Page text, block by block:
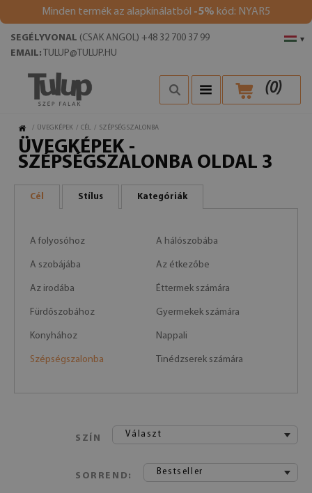
Minden termék az alapkínálatból -5% kód: NYAR5
▾
SEGÉLYVONAL (CSAK ANGOL) +48 32 700 37 99
EMAIL: TULUP@TULUP.HU
(0)
/ ÜVEGKÉPEK / CÉL / SZÉPSÉGSZALONBA
ÜVEGKÉPEK -
SZÉPSÉGSZALONBA OLDAL 3
Cél Stílus Kategóriák
A folyosóhoz A hálószobába
A szobájába Az étkezőbe
Az irodába Éttermek számára
Fürdőszobához Gyermekek számára
Konyhához Nappali
Szépségszalonba Tinédzserek számára
SZÍN Választ
SORREND: Bestseller